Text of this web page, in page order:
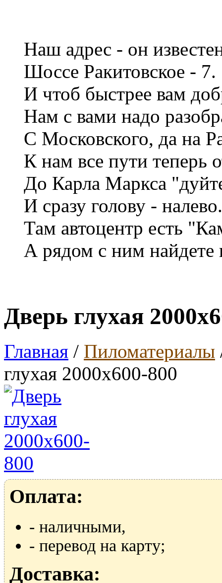
Наш адрес - он
Шоссе Ракитовское - 7.
И чтоб быстрее вам
Нам с вами надо
С Московского, да на
К нам все пути теперь
До Карла Маркса
И сразу голову - налево.
Там автоцентр есть
А рядом с ним найдете
Дверь глухая
Главная / Пиломатериалы
глухая 2000х600-800
Оплата:
- наличными,
- перевод на карту;
Доставка: